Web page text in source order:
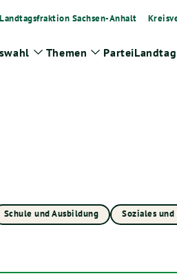
Landtagsfraktion Sachsen-Anhalt
Zeige
Themen
Zeige
ParteiLandtag
Schule und Ausbildung Soziales